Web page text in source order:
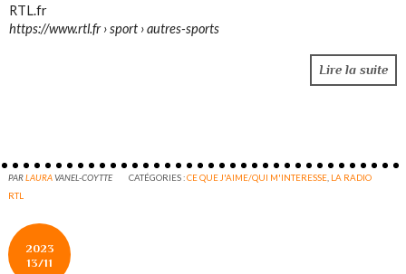
RTL.fr
https://www.rtl.fr › sport › autres-sports
Lire la suite
PARLAURAVANEL-COYTTE CATÉGORIES :CE QUE J'AIME/QUI M'INTERESSE, LA RADIO
RTL
2023
13/11